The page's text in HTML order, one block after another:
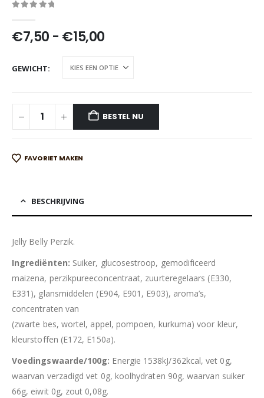
€7,50 - €15,00Prijsklasse:
tot
€15,00
GEWICHT
BESTEL NU
FAVORIET MAKEN
BESCHRIJVING
Jelly Belly Perzik.
Ingrediënten: Suiker, glucosestroop, gemodificeerd
maizena, perzikpureeconcentraat, zuurteregelaars (E330,
E331), glansmiddelen (E904, E901, E903), aroma’s,
concentraten van
(zwarte bes, wortel, appel, pompoen, kurkuma) voor kleur,
kleurstoffen (E172, E150a).
Voedingswaarde/100g: Energie 1538kJ/362kcal, vet 0g,
waarvan verzadigd vet 0g, koolhydraten 90g, waarvan suiker
66g, eiwit 0g, zout 0,08g.